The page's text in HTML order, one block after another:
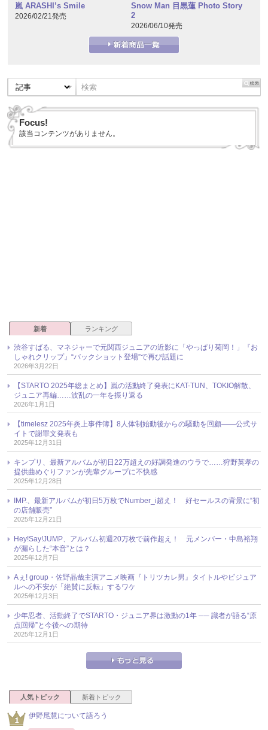
嵐 ARASHI’s Smile
2026/02/21発売
Snow Man 目黒蓮 Photo Story
2
2026/06/10発売
Focus!
該当コンテンツがありません。
新着 ランキング
渋谷すばる、マネジャーで元関西ジュニアの近影に「やっぱり菊岡！」『お
しゃれクリップ』“バックショット登場”で再び話題に
2026年3月22日
【STARTO 2025年総まとめ】嵐の活動終了発表にKAT-TUN、TOKIO解散、
ジュニア再編……波乱の一年を振り返る
2026年1月1日
【timelesz 2025年炎上事件簿】8人体制始動後からの騒動を回顧――公式サ
イトで謝罪文発表も
2025年12月31日
キンプリ、最新アルバムが初日22万超えの好調発進のウラで……狩野英孝の
提供曲めぐりファンが先輩グループに不快感
2025年12月28日
IMP.、最新アルバムが初日5万枚でNumber_i超え！ 好セールスの背景に“初
の店舗販売”
2025年12月21日
Hey!Say!JUMP、アルバム初週20万枚で前作超え！ 元メンバー・中島裕翔
が漏らした“本音”とは？
2025年12月7日
Aぇ! group・佐野晶哉主演アニメ映画『トリツカレ男』タイトルやビジュア
ルへの不安が「絶賛に反転」するワケ
2025年12月3日
少年忍者、活動終了でSTARTO・ジュニア界は激動の1年 ── 識者が語る“原
点回帰”と今後への期待
2025年12月1日
人気トピック 新着トピック
伊野尾慧について語ろう